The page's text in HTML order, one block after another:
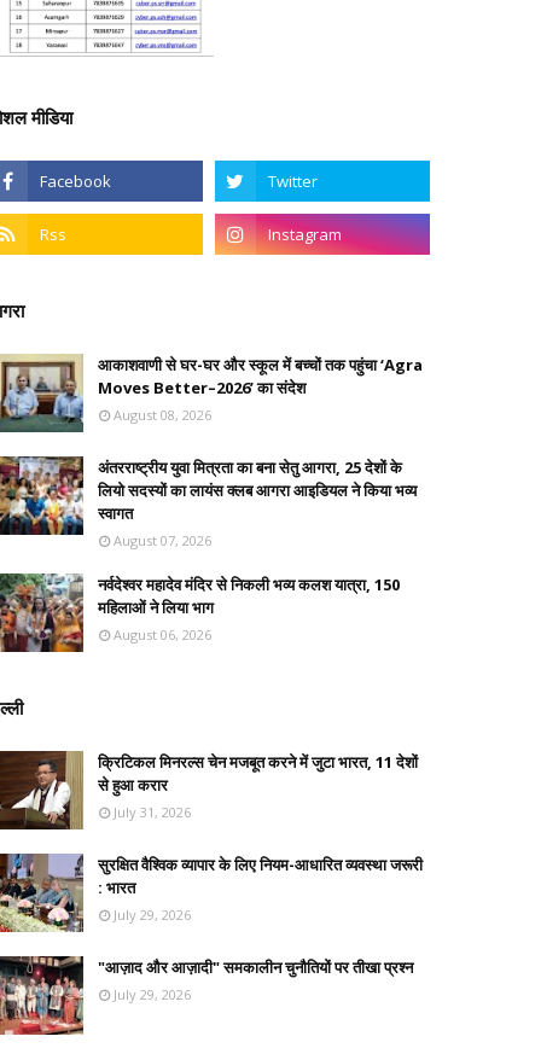
मीडिया
आकाशवाणी से घर-घर और स्कूल में बच्चों तक पहुंचा ‘Agra
Moves Better–2026’ का संदेश
August 08, 2026
अंतरराष्ट्रीय युवा मित्रता का बना सेतु आगरा, 25 देशों के
लियो सदस्यों का लायंस क्लब आगरा आइडियल ने किया भव्य
स्वागत
August 07, 2026
नर्वदेश्वर महादेव मंदिर से निकली भव्य कलश यात्रा, 150
महिलाओं ने लिया भाग
August 06, 2026
क्रिटिकल मिनरल्स चेन मजबूत करने में जुटा भारत, 11 देशों
से हुआ करार
July 31, 2026
सुरक्षित वैश्विक व्यापार के लिए नियम-आधारित व्यवस्था जरूरी
: भारत
July 29, 2026
"आज़ाद और आज़ादी" समकालीन चुनौतियों पर तीखा प्रश्न
July 29, 2026